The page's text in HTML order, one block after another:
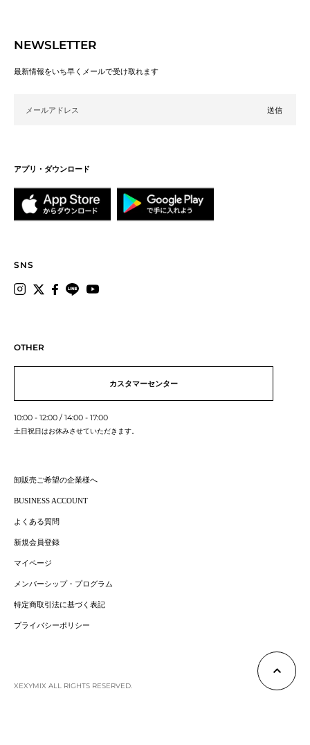
ランニングに最適な
軽さと快適さ
RX クールスキン 半袖
卸販売ご希望の企業様へ
BUSINESS ACCOUNT
よくある質問
新規会員登録
マイページ
メンバーシップ・プログラム
特定商取引法に基づく表記
プライバシーポリシー
アプリ・ダウンロード
SNS
OTHER
カスタマーセンター
10:00 - 12:00 / 14:00 - 17:00
土日祝日はお休みさせていただきます。
NEWSLETTER
最新情報をいち早くメールで受け取れます
メールアドレス
XEXYMIX ALL RIGHTS RESERVED.